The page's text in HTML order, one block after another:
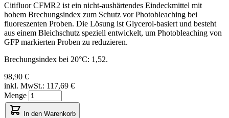
Citifluor CFMR2 ist ein nicht-aushärtendes Eindeckmittel mit
hohem Brechungsindex zum Schutz vor Photobleaching bei
fluoreszenten Proben. Die Lösung ist Glycerol-basiert und besteht
aus einem Bleichschutz speziell entwickelt, um Photobleaching von
GFP markierten Proben zu reduzieren.
Brechungsindex bei 20°C: 1,52.
98,90 €
inkl. MwSt.: 117,69 €
Menge
In den Warenkorb